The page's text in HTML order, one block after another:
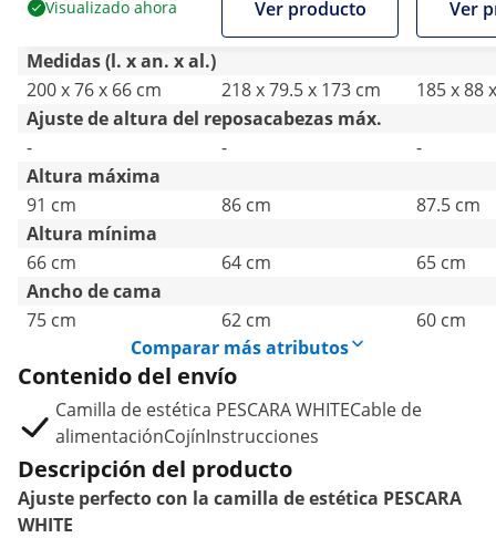
blanco
Visualizado ahora Ver producto Ver
Medidas (l. x an. x al.)
200 x 76 x 66 cm
218 x 79.5 x 173 cm
185 x 88
Ajuste de altura del reposacabezas máx.
-
-
-
Altura máxima
91 cm
86 cm
87.5 cm
Altura mínima
66 cm
64 cm
65 cm
Ancho de cama
75 cm
62 cm
60 cm
Comparar más atributos
Contenido del envío
Camilla de estética PESCARA WHITECable de
alimentaciónCojínInstrucciones
Descripción del producto
Ajuste perfecto con la camilla de estética PESCARA
WHITE